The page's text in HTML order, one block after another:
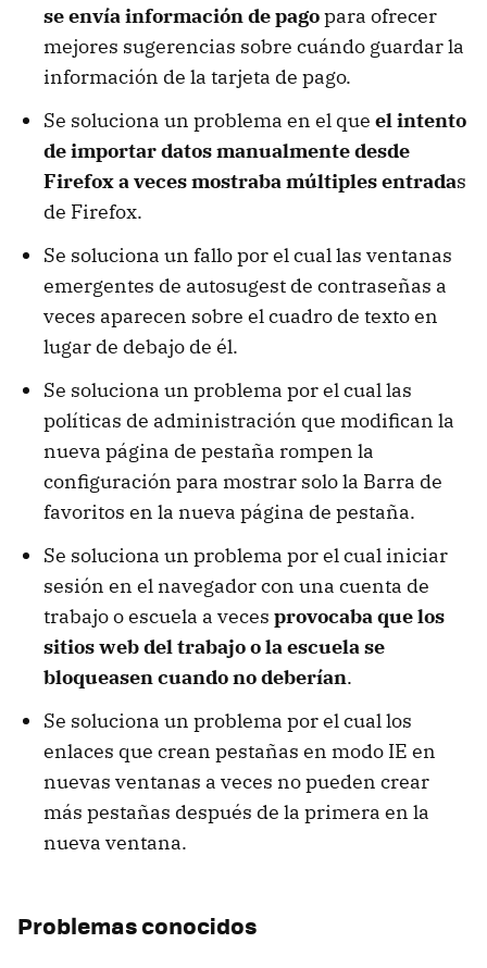
se envía información de pagopara ofrecer
mejores sugerencias sobre cuándo guardar la
información de la tarjeta de pago.
Se soluciona un problema en el que el intento
de importar datos manualmente desde
Firefox a veces mostraba múltiples entradas
de Firefox.
Se soluciona un fallo por el cual las ventanas
emergentes de autosugest de contraseñas a
veces aparecen sobre el cuadro de texto en
lugar de debajo de él.
Se soluciona un problema por el cual las
políticas de administración que modifican la
nueva página de pestaña rompen la
configuración para mostrar solo la Barra de
favoritos en la nueva página de pestaña.
Se soluciona un problema por el cual iniciar
sesión en el navegador con una cuenta de
trabajo o escuela a veces provocaba que los
sitios web del trabajo o la escuela se
bloqueasen cuando no deberían.
Se soluciona un problema por el cual los
enlaces que crean pestañas en modo IE en
nuevas ventanas a veces no pueden crear
más pestañas después de la primera en la
nueva ventana.
Problemas conocidos